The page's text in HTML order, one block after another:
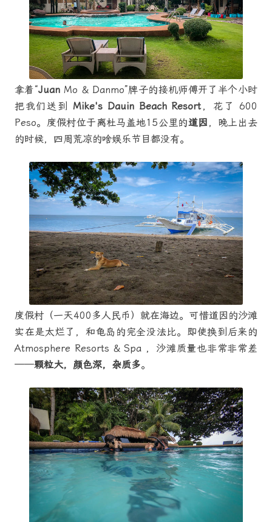
拿着“JuanMo & Danmo”牌子的接机师傅开了半个小时
把我们送到Mike's Dauin Beach Resort，花了 600
Peso。度假村位于离杜马盖地15公里的道因 ，晚上出去
的时候，四周荒凉的啥娱乐节目都没有。
度假村（一天400多人民币）就在海边。可惜道因的沙滩
实在是太烂了，和龟岛的完全没法比。即使换到后来的
Atmosphere Resorts & Spa ，沙滩质量也非常非常差
——颗粒大，颜色深，杂质多。